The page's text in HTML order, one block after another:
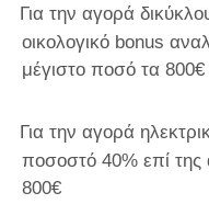
Για την αγορά
οικολογικό bonus
μέγιστο ποσό τα 800€
Για την αγορά
ποσοστό 40% επί της
800€